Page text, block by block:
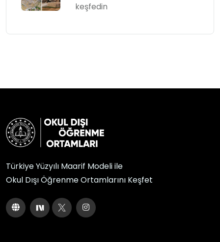
keşfedin
Türkiye Yüzyılı Maarif Modeli ile
Okul Dışı Öğrenme Ortamlarını Keşfet